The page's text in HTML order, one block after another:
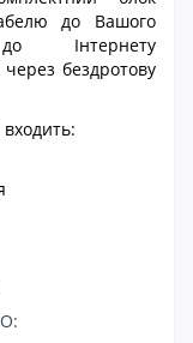
до Вашого
Інтернету
через бездротову